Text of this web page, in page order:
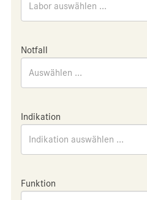
Labor auswählen ...
Notfall
Auswählen ...
Indikation
Indikation auswählen ...
Funktion